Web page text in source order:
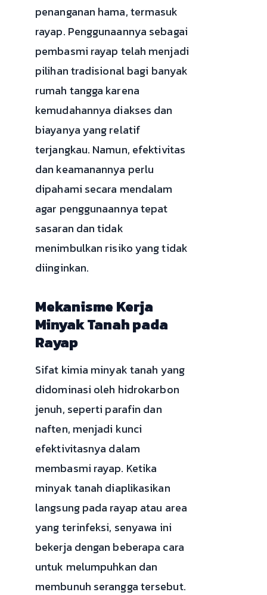
penanganan hama, termasuk
rayap. Penggunaannya sebagai
pembasmi rayap telah menjadi
pilihan tradisional bagi banyak
rumah tangga karena
kemudahannya diakses dan
biayanya yang relatif
terjangkau. Namun, efektivitas
dan keamanannya perlu
dipahami secara mendalam
agar penggunaannya tepat
sasaran dan tidak
menimbulkan risiko yang tidak
diinginkan.
Mekanisme Kerja
Minyak Tanah pada
Rayap
Sifat kimia minyak tanah yang
didominasi oleh hidrokarbon
jenuh, seperti parafin dan
naften, menjadi kunci
efektivitasnya dalam
membasmi rayap. Ketika
minyak tanah diaplikasikan
langsung pada rayap atau area
yang terinfeksi, senyawa ini
bekerja dengan beberapa cara
untuk melumpuhkan dan
membunuh serangga tersebut.